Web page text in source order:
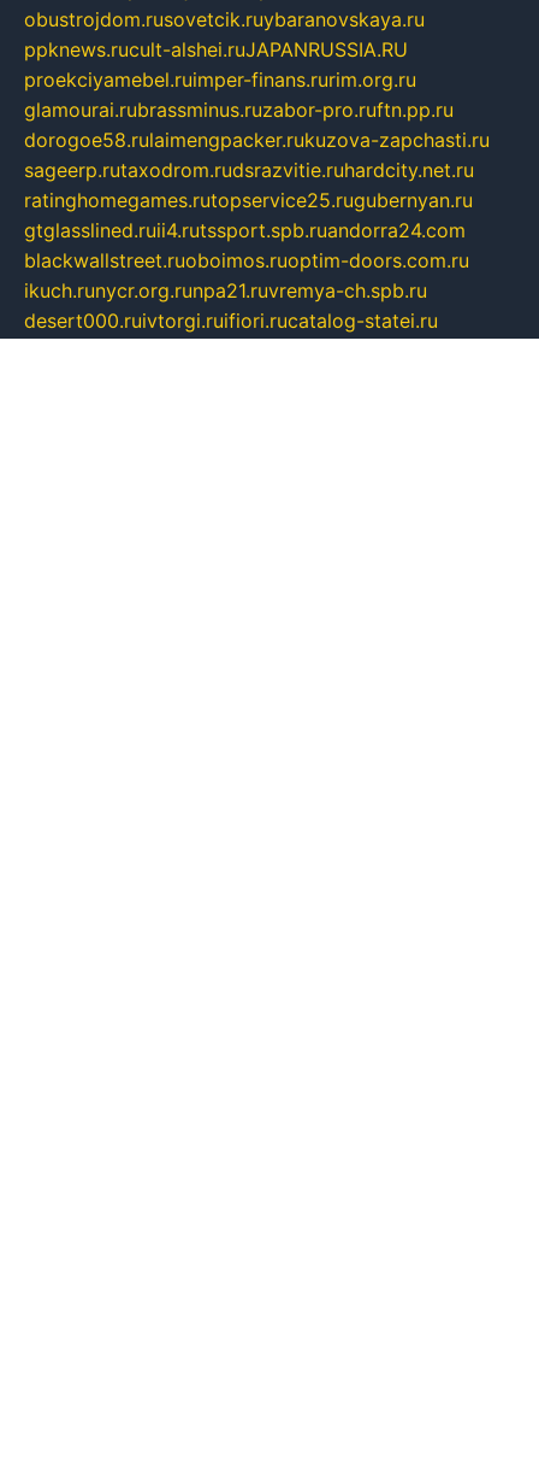
obustrojdom.rusovetcik.ruybaranovskaya.ru
ppknews.rucult-alshei.ruJAPANRUSSIA.RU
proekciyamebel.ruimper-finans.rurim.org.ru
glamourai.rubrassminus.ruzabor-pro.ruftn.pp.ru
dorogoe58.rulaimengpacker.rukuzova-zapchasti.ru
sageerp.rutaxodrom.rudsrazvitie.ruhardcity.net.ru
ratinghomegames.rutopservice25.rugubernyan.ru
gtglasslined.ruii4.rutssport.spb.ruandorra24.com
blackwallstreet.ruoboimos.ruoptim-doors.com.ru
ikuch.runycr.org.runpa21.ruvremya-ch.spb.ru
desert000.ruivtorgi.ruifiori.rucatalog-statei.ru